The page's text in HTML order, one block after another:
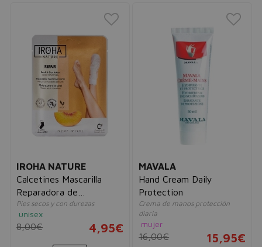
IROHA NATURE
Calcetines Mascarilla
Reparadora de
Melocotón
Pies secos y con durezas
unisex
8,00€ 4,95€
MAVALA
Hand Cream Daily
Protection
Crema de manos protección
diaria
mujer
16,00€ 15,95€